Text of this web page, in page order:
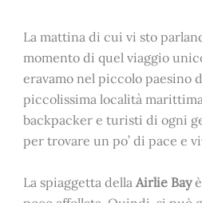
La mattina di cui vi sto
momento di quel viaggio
eravamo nel piccolo paesino
piccolissima località
backpacker e turisti di ogni
per trovare un po’ di pace e
La spiaggetta della Airlie Bayè